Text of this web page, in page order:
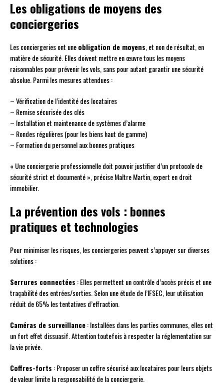
Les obligations de moyens des
conciergeries
Les conciergeries ont uneobligation de moyens, et non de résultat, en
matière de sécurité. Elles doivent mettre en œuvre tous les moyens
raisonnables pour prévenir les vols, sans pour autant garantir une sécurité
absolue. Parmi les mesures attendues :
– Vérification de l’identité des locataires
– Remise sécurisée des clés
– Installation et maintenance de systèmes d’alarme
– Rondes régulières (pour les biens haut de gamme)
– Formation du personnel aux bonnes pratiques
« Une conciergerie professionnelle doit pouvoir justifier d’un protocole de
sécurité strict et documenté », précise Maître Martin, expert en droit
immobilier.
La prévention des vols : bonnes
pratiques et technologies
Pour minimiser les risques, les conciergeries peuvent s’appuyer sur diverses
solutions :
Serrures connectées : Elles permettent un contrôle d’accès précis et une
traçabilité des entrées/sorties. Selon une étude de l’IFSEC, leur utilisation
réduit de 65% les tentatives d’effraction.
Caméras de surveillance: Installées dans les parties communes, elles ont
un fort effet dissuasif. Attention toutefois à respecter la réglementation sur
la vie privée.
Coffres-forts : Proposer un coffre sécurisé aux locataires pour leurs objets
de valeur limite la responsabilité de la conciergerie.